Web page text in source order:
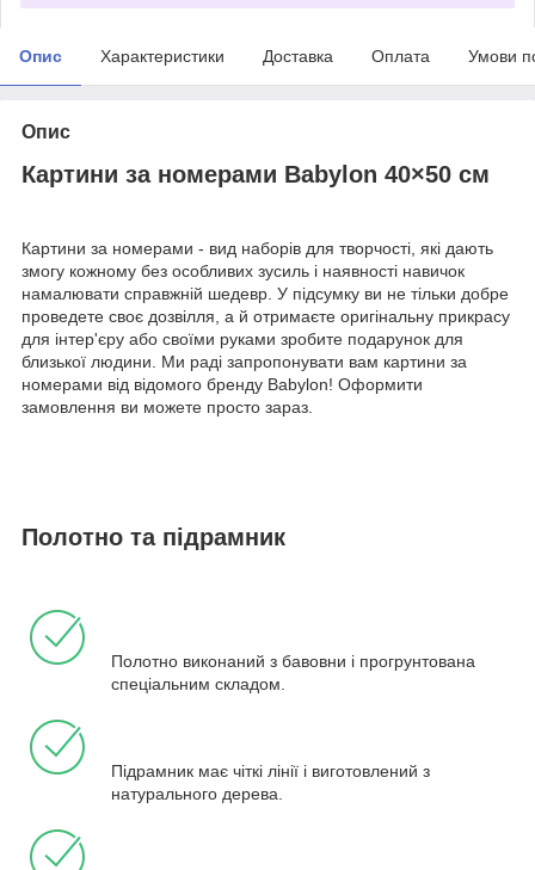
Опис Характеристики Доставка Оплата Умови
Опис
Картини за номерами Babylon 40×50 см
Картини за номерами - вид наборів для творчості, які дають
змогу кожному без особливих зусиль і наявності навичок
намалювати справжній шедевр. У підсумку ви не тільки добре
проведете своє дозвілля, а й отримаєте оригінальну прикрасу
для інтер'єру або своїми руками зробите подарунок для
близької людини. Ми раді запропонувати вам картини за
номерами від відомого бренду Babylon! Оформити
замовлення ви можете просто зараз.
Полотно та підрамник
Полотно виконаний з бавовни і прогрунтована
спеціальним складом.
Підрамник має чіткі лінії і виготовлений з
натурального дерева.